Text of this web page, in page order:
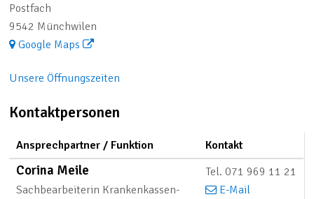
Postfach
9542 Münchwilen
Google Maps
Öffnungszeiten
Unsere Öffnungszeiten
Kontaktpersonen
Ansprechpartner / Funktion Kontakt
Corina Meile
Funktion
Sachbearbeiterin Krankenkassen-
Tel. 071 969 11 21
E-Mail